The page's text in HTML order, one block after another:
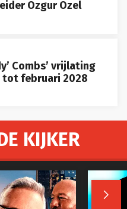
Ozgur Ozel
Combs’ vrijlating
februari 2028
KIJKER
